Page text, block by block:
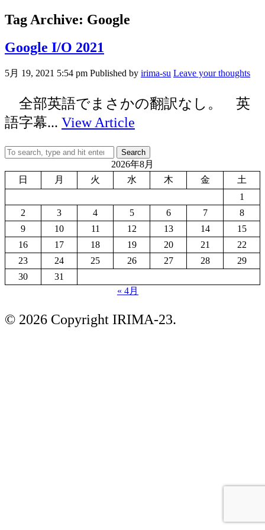
Tag Archive: Google
Google I/O 2021
5月 19, 2021 5:54 pm Published by irima-su Leave your thoughts
全部英語でまさかの翻訳なし。 英
語字幕... View Article
Search
2026年8月
日
月 火 水 木 金
土
1
2
3 4 5 6 7
8
9
10 11 12 13 14
15
16
17 18 19 20 21
22
23
24 25 26 27 28
29
30
31
« 4月
© 2026 Copyright IRIMA-23.